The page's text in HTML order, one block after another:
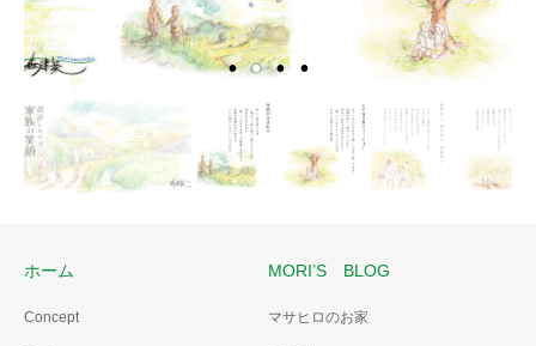
ホーム
Concept
MORI’S BLOG
マサヒロのお家